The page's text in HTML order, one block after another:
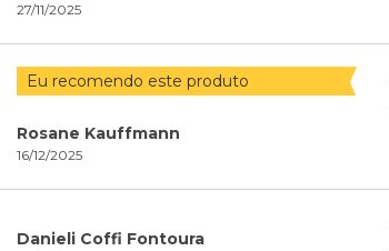
27/11/2025
Eu recomendo este produto
Rosane Kauffmann
16/12/2025
Danieli Coffi Fontoura